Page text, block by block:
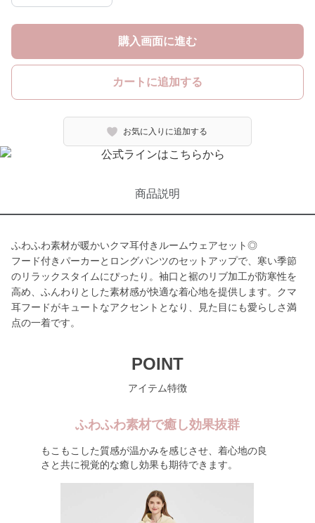
購入画面に進む
カートに追加する
お気に入りに追加する
商品説明
ふわふわ素材が暖かいクマ耳付きルームウェアセット◎
フード付きパーカーとロングパンツのセットアップで、寒い季節
のリラックスタイムにぴったり。袖口と裾のリブ加工が防寒性を
高め、ふんわりとした素材感が快適な着心地を提供します。クマ
耳フードがキュートなアクセントとなり、見た目にも愛らしさ満
点の一着です。
POINT
アイテム特徴
ふわふわ素材で癒し効果抜群
もこもこした質感が温かみを感じさせ、着心地の良
さと共に視覚的な癒し効果も期待できます。